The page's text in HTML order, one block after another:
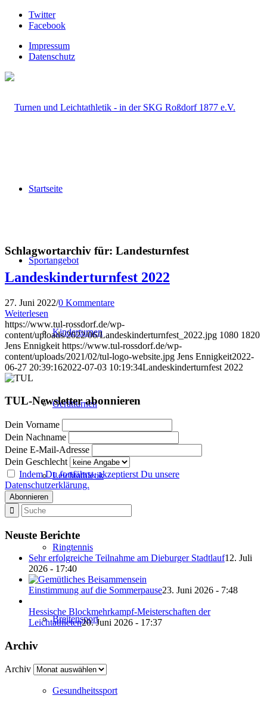
Twitter
Facebook
Impressum
Datenschutz
Startseite
Sportangebot
Kinderturnen
Gerätturnen
Leichtathletik
Ringtennis
Breitensport
Gesundheitssport
Schlagwortarchiv für: Landesturnfest
Landeskinderturnfest 2022
27. Juni 2022/0 Kommentare
Weiterlesen
https://www.tul-rossdorf.de/wp-
content/uploads/2022/06/Landeskinderturnfest_2022.jpg 1080 1820
Jens Ennigkeit https://www.tul-rossdorf.de/wp-
content/uploads/2021/02/tul-logo-website.jpg Jens Ennigkeit2022-
06-27 20:39:162022-07-03 10:19:34Landeskinderturnfest 2022
TUL-Newsletter abonnieren
Dein Vorname
Dein Nachname
Deine E-Mail-Adresse
Dein Geschlecht
Indem Du fortfährst, akzeptierst Du unsere
Datenschutzerklärung.
Neuste Berichte
Sehr erfolgreiche Teilnahme am Dieburger Stadtlauf12. Juli
2026 - 17:40
Einstimmung auf die Sommerpause23. Juni 2026 - 7:48
Hessische Blockmehrkampf-Meisterschaften der
Leichtathleten20. Juni 2026 - 17:37
Archiv
Archiv